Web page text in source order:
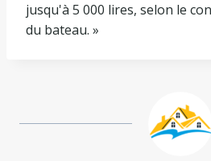
jusqu'à 5 000 lires, selon le
du bateau. »